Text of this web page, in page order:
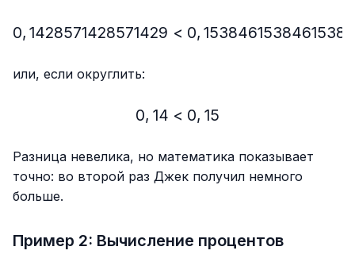
0,1428571428571429 <
0, 1428571428571429 < 0, 1538461538461538
или, если округлить:
0,14 < 0,15
0, 14 < 0, 15
Разница невелика, но математика показывает
точно: во второй раз Джек получил немного
больше.
Пример 2: Вычисление процентов